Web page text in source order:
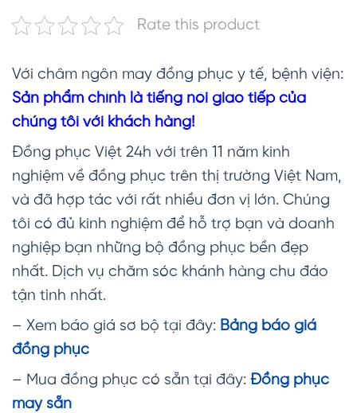
Rate this product
Với châm ngôn may đồng phục y tế, bệnh viện:
Sản phẩm chính là tiếng nói giao tiếp của
chúng tôi với khách hàng!
Đồng phục Việt 24h với trên 11 năm kinh
nghiệm về đồng phục trên thị trường Việt Nam,
và đã hợp tác với rất nhiều đơn vị lớn. Chúng
tôi có đủ kinh nghiệm để hỗ trợ bạn và doanh
nghiệp bạn những bộ đồng phục bền đẹp
nhất. Dịch vụ chăm sóc khánh hàng chu đáo
tận tình nhất.
– Xem báo giá sơ bộ tại đây: Bảng báo giá
đồng phục
– Mua đồng phục có sẵn tại đây: Đồng phục
may sẵn